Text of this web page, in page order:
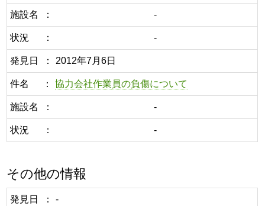
施設名 -
状況 -
発見日 2012年7月6日
件名 協力会社作業員の負傷について
施設名 -
状況 -
その他の情報
発見日 -